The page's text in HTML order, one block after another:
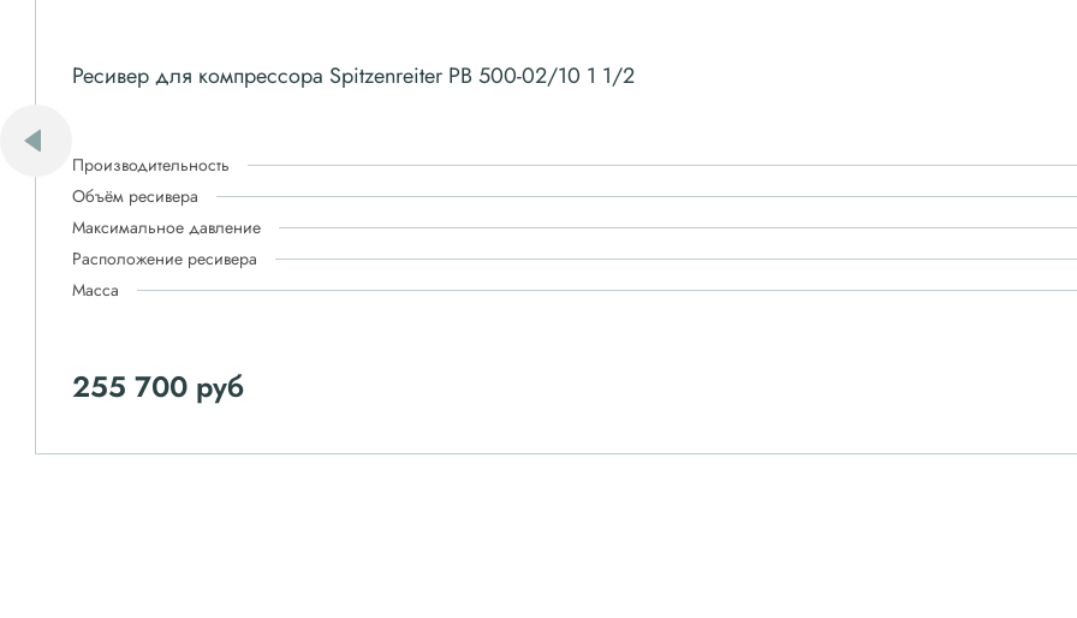
Ресивер для компрессора Spitzenreiter РВ 500-02/10 1 1/2
Производительность
Объём ресивера
Максимальное давление
Расположение ресивера
Масса
255 700 руб